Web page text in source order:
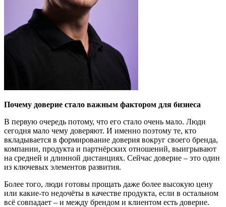
Почему доверие стало важным фактором для бизнеса
В первую очередь потому, что его стало очень мало. Люди
сегодня мало чему доверяют. И именно поэтому те, кто
вкладывается в формирование доверия вокруг своего бренда,
компании, продукта и партнёрских отношений, выигрывают
на средней и длинной дистанциях. Сейчас доверие – это один
из ключевых элементов развития.
Более того, люди готовы прощать даже более высокую цену
или какие-то недочёты в качестве продукта, если в остальном
всё совпадает – и между брендом и клиентом есть доверие.